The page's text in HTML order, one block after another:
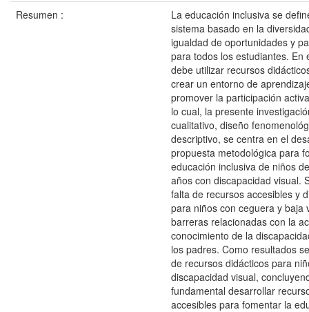
Resumen :
La educación inclusiva se
sistema basado en la
igualdad de oportunidades y
para todos los estudiantes. En
debe utilizar recursos
crear un entorno de
promover la participación
lo cual, la presente
cualitativo, diseño
descriptivo, se centra en el
propuesta metodológica para
educación inclusiva de niños
años con discapacidad visual.
falta de recursos accesibles y
para niños con ceguera y baja
barreras relacionadas con la
conocimiento de la
los padres. Como resultados
de recursos didácticos para
discapacidad visual,
fundamental desarrollar
accesibles para fomentar la